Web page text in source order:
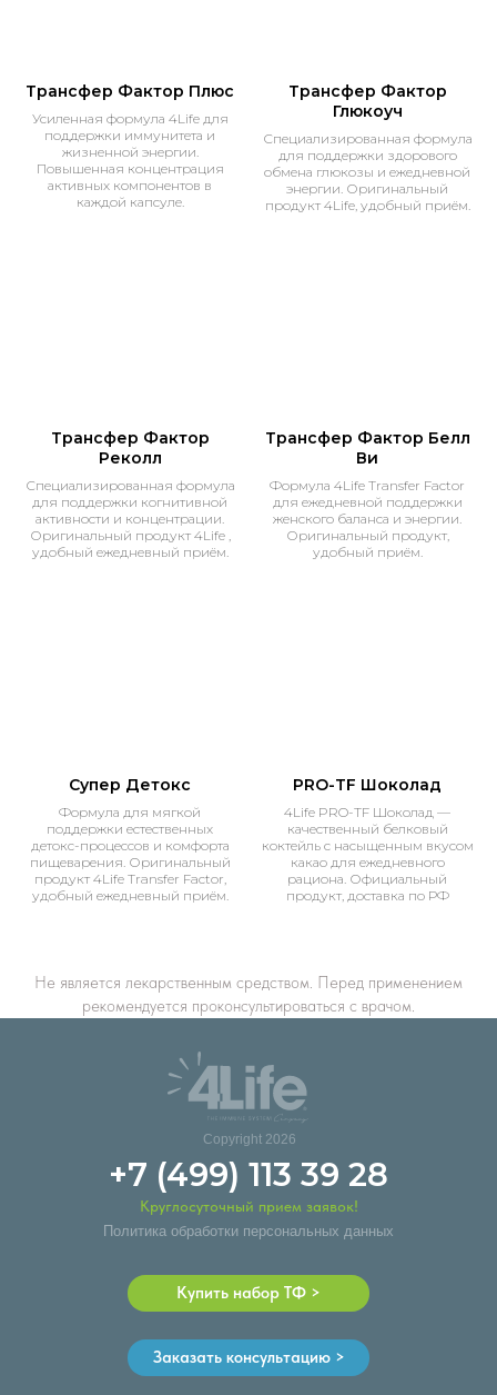
Трансфер Фактор Плюс
Усиленная формула 4Life для
поддержки иммунитета и
жизненной энергии.
Повышенная концентрация
активных компонентов в
каждой капсуле.
Трансфер Фактор
Глюкоуч
Специализированная формула
для поддержки здорового
обмена глюкозы и ежедневной
энергии. Оригинальный
продукт 4Life, удобный приём.
Трансфер Фактор
Реколл
Специализированная формула
для поддержки когнитивной
активности и концентрации.
Оригинальный продукт 4Life ,
удобный ежедневный приём.
Трансфер Фактор Белл
Ви
Формула 4Life Transfer Factor
для ежедневной поддержки
женского баланса и энергии.
Оригинальный продукт,
удобный приём.
Супер Детокс
Формула для мягкой
поддержки естественных
детокс-процессов и комфорта
пищеварения. Оригинальный
продукт 4Life Transfer Factor,
удобный ежедневный приём.
PRO-TF Шоколад
4Life PRO-TF Шоколад —
качественный белковый
коктейль с насыщенным вкусом
какао для ежедневного
рациона. Официальный
продукт, доставка по РФ
Не является лекарственным средством. Перед применением
рекомендуется проконсультироваться с врачом.
Политика обработки персональных данных
Copyright 2026
+7 (499) 113 39 28
Круглосуточный прием заявок!
Заказать консультацию >
Купить набор ТФ >